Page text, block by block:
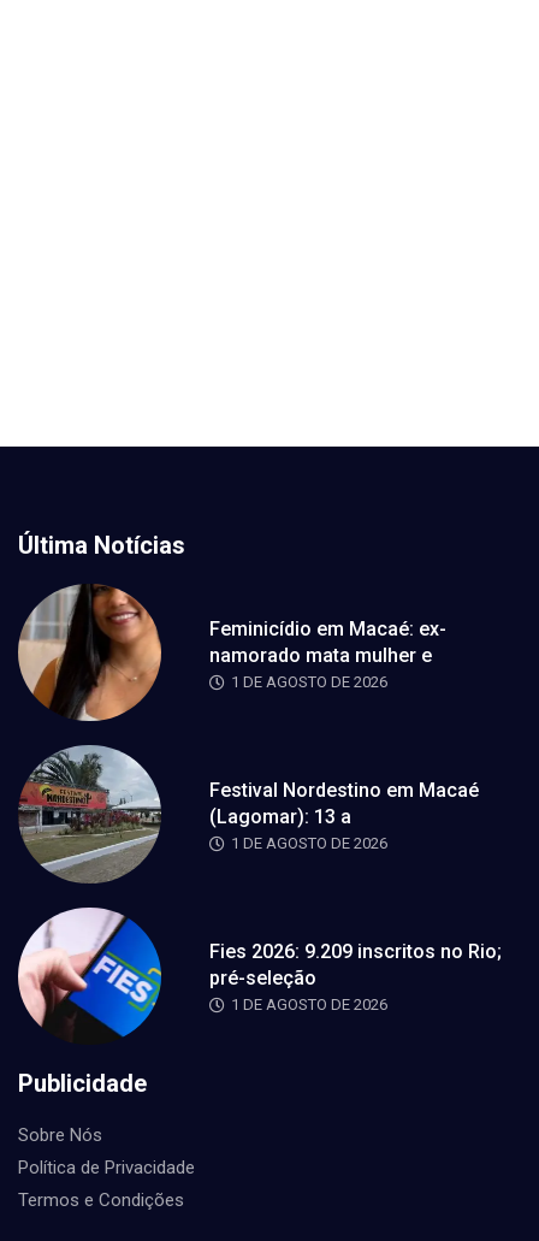
Última Notícias
Feminicídio em Macaé: ex-
namorado mata mulher e
1 DE AGOSTO DE 2026
Festival Nordestino em Macaé
(Lagomar): 13 a
1 DE AGOSTO DE 2026
Fies 2026: 9.209 inscritos no Rio;
pré-seleção
1 DE AGOSTO DE 2026
Publicidade
Sobre Nós
Política de Privacidade
Termos e Condições